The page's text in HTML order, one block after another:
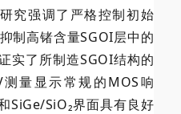
究强调了严格控制初始
制高锗含量SGOI层中的
实了所制造SGOI结构的
量显示常规的MOS响
SiGe/SiO₂界面具有良好